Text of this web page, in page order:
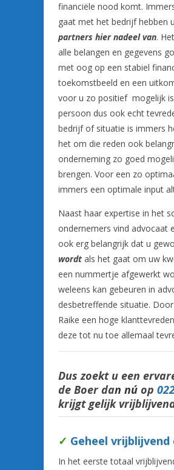
financiële nood komt.
gaat met het bedrijf hebben
partners hier nadeel van.
alle belangen en gegevens
met oog op een stabiel
toekomstbeeld en een
voor u zo positief mogelijk
persoon dus ook echt
bedrijf of situatie is immers
het om die reden ook
onderneming zo goed
brengen. Voor een zo
immers een optimale input
Naast haar expertise in het
ondernemers vind advocaat
ook erg belangrijk dat u
wordt als het gaat om uw
een nummertje afgewerkt
weleens kan gebeuren in
desbetreffende situatie.
Raike een hoge
deze tot nu toe allemaal
Dus zoekt u een
de Boer dan nú op
krijgt gelijk
✓ Geheel vrijblijvend
In het eerste totaal